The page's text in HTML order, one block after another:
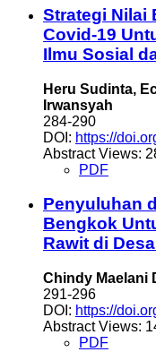
Strategi Nilai
Covid-19
Ilmu Sosial
Heru Sudinta,
Irwansyah
284-290
DOI: https://
Abstract Views:
PDF
Penyuluhan
Bengkok
Rawit di
Chindy Maelani
291-296
DOI: https://
Abstract Views:
PDF